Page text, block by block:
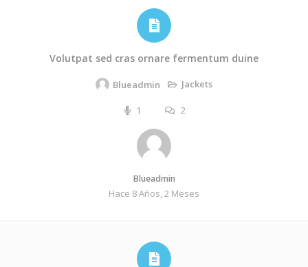
Volutpat sed cras ornare fermentum duine
Blueadmin Jackets
1 2
Blueadmin
Hace 8 Años, 2 Meses